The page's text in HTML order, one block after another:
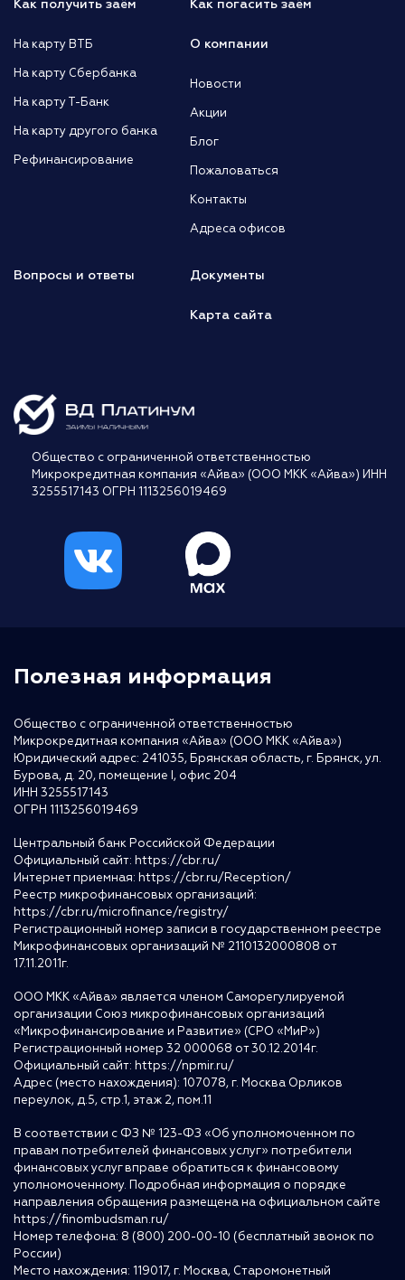
Как получить заём
На карту ВТБ
На карту Сбербанка
На карту Т-Банк
На карту другого банка
Рефинансирование
Как погасить заём
О компании
Новости
Акции
Блог
Пожаловаться
Контакты
Адреса офисов
Вопросы и ответы Документы
Карта сайта
Общество с ограниченной ответственностью
Микрокредитная компания «Айва» (ООО МКК «Айва») ИНН
3255517143 ОГРН 1113256019469
Полезная информация
Общество с ограниченной ответственностью
Микрокредитная компания «Айва» (ООО МКК «Айва»)
Юридический адрес: 241035, Брянская область, г. Брянск, ул.
Бурова, д. 20, помещение I, офис 204
ИНН 3255517143
ОГРН 1113256019469
Центральный банк Российской Федерации
Официальный сайт: https://cbr.ru/
Интернет приемная: https://cbr.ru/Reception/
Реестр микрофинансовых организаций:
https://cbr.ru/microfinance/registry/
Регистрационный номер записи в государственном реестре
Микрофинансовых организаций № 2110132000808 от
17.11.2011г.
ООО МКК «Айва» является членом Саморегулируемой
организации Союз микрофинансовых организаций
«Микрофинансирование и Развитие» (СРО «МиР»)
Регистрационный номер 32 000068 от 30.12.2014г.
Официальный сайт: https://npmir.ru/
Адрес (место нахождения): 107078, г. Москва Орликов
переулок, д.5, стр.1, этаж 2, пом.11
В соответствии с ФЗ № 123-ФЗ «Об уполномоченном по
правам потребителей финансовых услуг» потребители
финансовых услуг вправе обратиться к финансовому
уполномоченному. Подробная информация о порядке
направления обращения размещена на официальном сайте
https://finombudsman.ru/
Номер телефона: 8 (800) 200-00-10 (бесплатный звонок по
России)
Место нахождения: 119017, г. Москва, Старомонетный